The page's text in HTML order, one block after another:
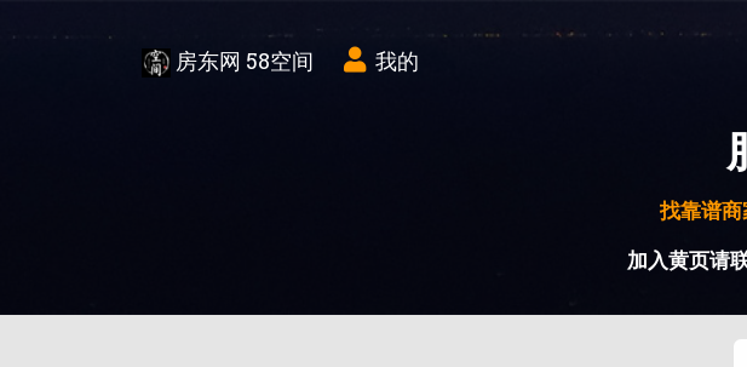
房东网 58空间 我的
找靠谱商
加入黄页请